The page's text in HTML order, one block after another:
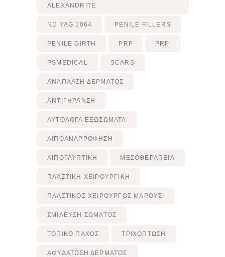
ALEXANDRITE
ND YAG 1064 PENILE FILLERS
PENILE GIRTH PRF PRP
PSMEDICAL SCARS
ΑΝΆΠΛΑΣΗ ΔΈΡΜΑΤΟΣ
ΑΝΤΙΓΉΡΑΝΣΗ
ΑΥΤΌΛΟΓΑ ΕΞΩΣΏΜΑΤΑ
ΛΙΠΟΑΝΑΡΡΌΦΗΣΗ
ΛΙΠΟΓΛΥΠΤΙΚΉ ΜΕΣΟΘΕΡΑΠΕΊΑ
ΠΛΑΣΤΙΚΉ ΧΕΙΡΟΥΡΓΙΚΉ
ΠΛΑΣΤΙΚΌΣ ΧΕΙΡΟΥΡΓΌΣ ΜΑΡΟΎΣΙ
ΣΜΊΛΕΥΣΗ ΣΏΜΑΤΟΣ
ΤΟΠΙΚΌ ΠΆΧΟΣ ΤΡΙΧΌΠΤΩΣΗ
ΑΦΥΔΑΤΩΣΗ ΔΕΡΜΑΤΟΣ